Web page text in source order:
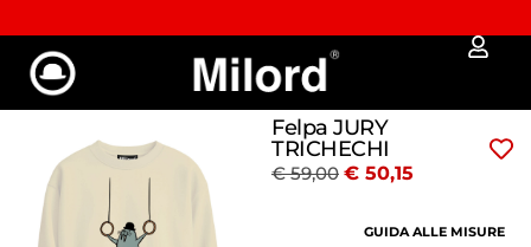
✔︎ Spedizione e reso gratuiti da €100
Felpa JURY
TRICHECHI
€59,00 € 50,15
GUIDA ALLE MISURE